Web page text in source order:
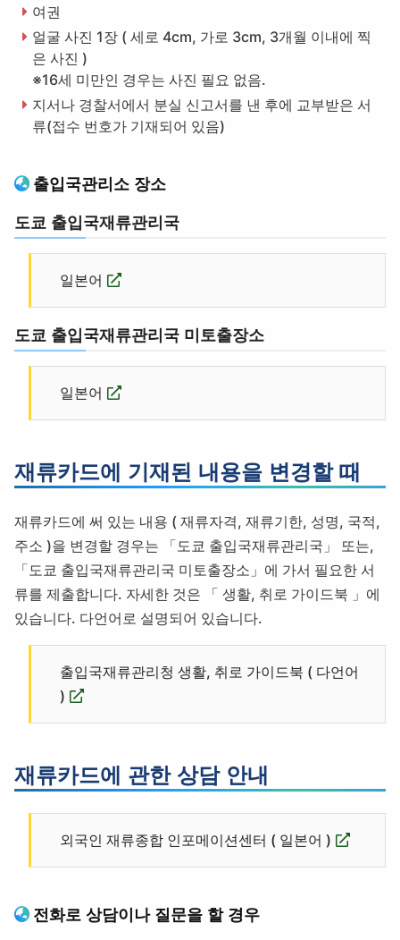
여권
얼굴 사진 1장 ( 세로 4cm, 가로 3cm, 3개월 이내에 찍
은 사진 )
※16세 미만인 경우는 사진 필요 없음.
지서나 경찰서에서 분실 신고서를 낸 후에 교부받은 서
류(접수 번호가 기재되어 있음)
출입국관리소 장소
도쿄 출입국재류관리국
일본어
도쿄 출입국재류관리국 미토출장소
일본어
재류카드에 기재된 내용을 변경할 때
재류카드에 써 있는 내용 ( 재류자격, 재류기한, 성명, 국적,
주소 )을 변경할 경우는 「도쿄 출입국재류관리국」 또는,
「도쿄 출입국재류관리국 미토출장소」에 가서 필요한 서
류를 제출합니다. 자세한 것은 「 생활, 취로 가이드북 」에
있습니다. 다언어로 설명되어 있습니다.
출입국재류관리청 생활, 취로 가이드북 ( 다언어
)
재류카드에 관한 상담 안내
외국인 재류종합 인포메이션센터 ( 일본어 )
전화로 상담이나 질문을 할 경우